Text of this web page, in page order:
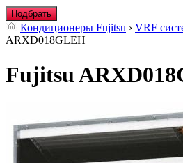
Подбрать
Кондиционеры Fujitsu › VRF
ARXD018GLEH
Fujitsu